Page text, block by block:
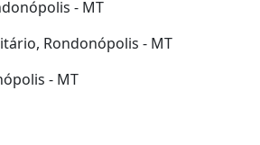
- MT
Rondonópolis - MT
- MT